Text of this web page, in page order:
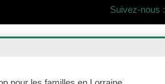
Suivez-nous :